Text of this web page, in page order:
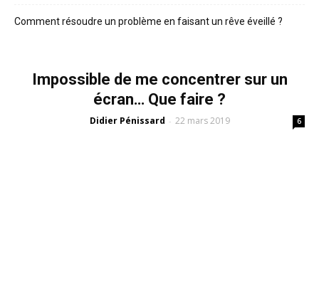
Comment résoudre un problème en faisant un rêve éveillé ?
Impossible de me concentrer sur un
écran… Que faire ?
Didier Pénissard - 22 mars 2019 6